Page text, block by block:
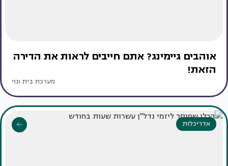
אוהבים גיימינג? אתם חייבים לראות את הדירה
הזאת!
מערכת בית ונוי
אדריכלות